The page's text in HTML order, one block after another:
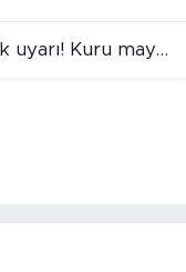
Kuru mayo kullanın